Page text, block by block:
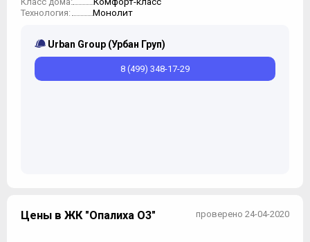
Технология: Монолит
Urban Group (Урбан Груп)
8 (499) 348-17-29
проверено 24-04-2020
Цены в ЖК "Опалиха О3"